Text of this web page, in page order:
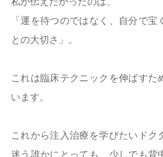
「運を待つのではなく、自分で
との大切さ」。
これは臨床テクニックを伸ばすた
います。
これから注入治療を学びたいドク
迷う誰かにとっても、少しでも背